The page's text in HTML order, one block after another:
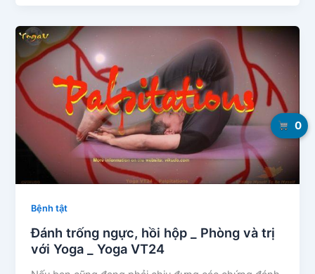
Bệnh tật
Đánh trống ngực, hồi hộp _ Phòng và trị
với Yoga _ Yoga VT24
0